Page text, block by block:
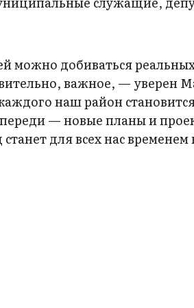
можно добиваться
важное, — уверен
наш район
— новые планы и
для всех нас временем